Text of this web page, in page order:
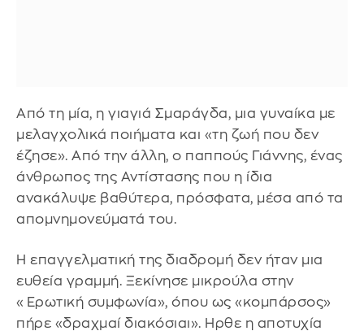
Από τη μία, η γιαγιά Σμαράγδα, μια γυναίκα με
μελαγχολικά ποιήματα και «τη ζωή που δεν
έζησε». Από την άλλη, ο παππούς Γιάννης, ένας
άνθρωπος της Αντίστασης που η ίδια
ανακάλυψε βαθύτερα, πρόσφατα, μέσα από τα
απομνημονεύματά του.
Η επαγγελματική της διαδρομή δεν ήταν μια
ευθεία γραμμή. Ξεκίνησε μικρούλα στην
«Ερωτική συμφωνία», όπου ως «κομπάρσος»
πήρε «δραχμαί διακόσιαι». Ηρθε η αποτυχία